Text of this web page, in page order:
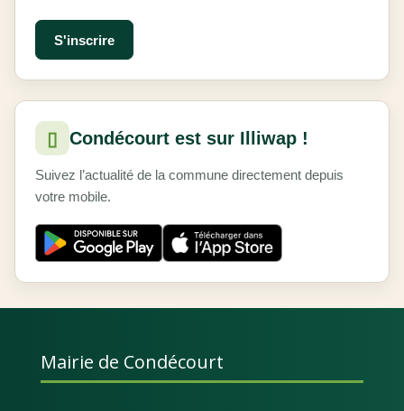
▯ Condécourt est sur Illiwap !
Suivez l’actualité de la commune directement depuis
votre mobile.
Mairie de Condécourt